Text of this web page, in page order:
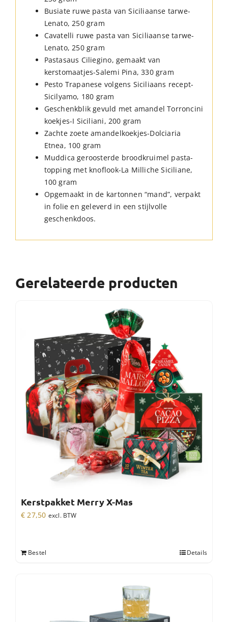
Busiate ruwe pasta van Siciliaanse tarwe-
Lenato, 250 gram
Cavatelli ruwe pasta van Siciliaanse tarwe-
Lenato, 250 gram
Pastasaus Ciliegino, gemaakt van
kerstomaatjes-Salemi Pina, 330 gram
Pesto Trapanese volgens Siciliaans recept-
Sicilyamo, 180 gram
Geschenkblik gevuld met amandel Torroncini
koekjes-I Siciliani, 200 gram
Zachte zoete amandelkoekjes-Dolciaria
Etnea, 100 gram
Muddica geroosterde broodkruimel pasta-
topping met knoflook-La Milliche Siciliane,
100 gram
Opgemaakt in de kartonnen “mand”, verpakt
in folie en geleverd in een stijlvolle
geschenkdoos.
Gerelateerde producten
Kerstpakket Merry X-Mas
€ 27,50 excl. BTW
Bestel Details